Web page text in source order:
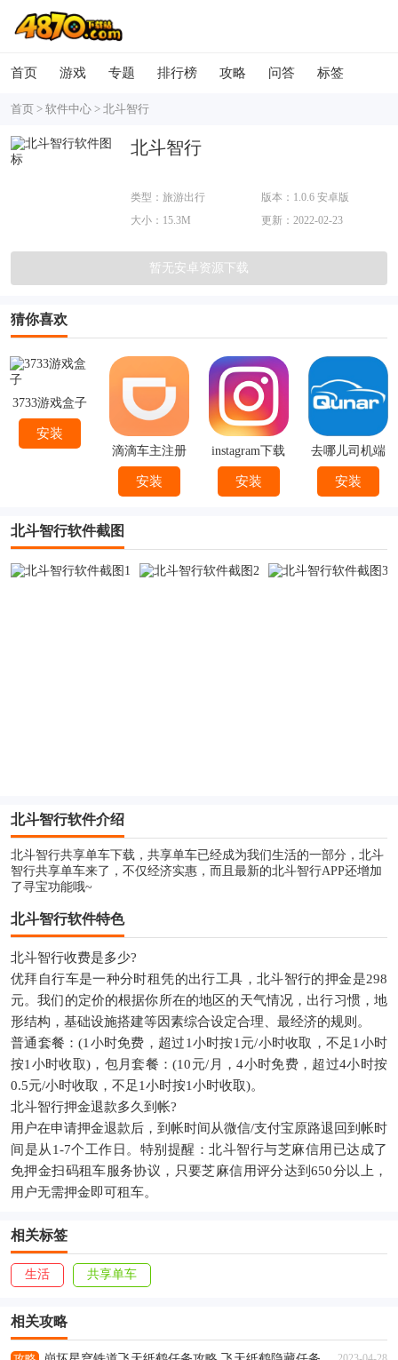
首页 游戏 专题 排行榜 攻略 问答 标签
首页 > 软件中心 > 北斗智行
北斗智行
类型：旅游出行
版本：1.0.6 安卓版
大小：15.3M
更新：2022-02-23
暂无安卓资源下载
猜你喜欢
3733游戏盒子
安装
滴滴车主注册
下载
安装
instagram下载
官方
安装
去哪儿司机端
下载安装
安装
北斗智行软件截图
北斗智行软件介绍
北斗智行共享单车下载，共享单车已经成为我们生活的一部分，北斗
智行共享单车来了，不仅经济实惠，而且最新的北斗智行APP还增加
了寻宝功能哦~
北斗智行软件特色
北斗智行收费是多少?
优拜自行车是一种分时租凭的出行工具，北斗智行的押金是298
元。我们的定价的根据你所在的地区的天气情况，出行习惯，地
形结构，基础设施搭建等因素综合设定合理、最经济的规则。
普通套餐：(1小时免费，超过1小时按1元/小时收取，不足1小时
按1小时收取)，包月套餐：(10元/月，4小时免费，超过4小时按
0.5元/小时收取，不足1小时按1小时收取)。
北斗智行押金退款多久到帐?
用户在申请押金退款后，到帐时间从微信/支付宝原路退回到帐时
间是从1-7个工作日。特别提醒：北斗智行与芝麻信用已达成了
免押金扫码租车服务协议，只要芝麻信用评分达到650分以上，
用户无需押金即可租车。
相关标签
生活 共享单车
相关攻略